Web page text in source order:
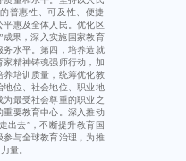
普惠性、可及性、便捷
平惠及全体人民。优化区
成果，深入实施国家教育
水平。第四，培养造就
精神铸魂强师行动，加
养培训质量，统筹优化教
地位、社会地位、职业地
最受社会尊重的职业之
重要教育中心。深入推动
出去”，不断提升教育国
参与全球教育治理，为推
量。